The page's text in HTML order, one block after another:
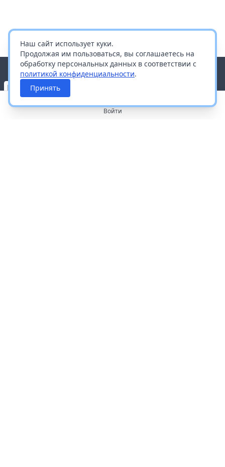
Наш сайт использует куки.
Продолжая им пользоваться, вы соглашаетесь на
обработку персональных данных в соответствии с
политикой конфиденциальности.
Принять
Войти